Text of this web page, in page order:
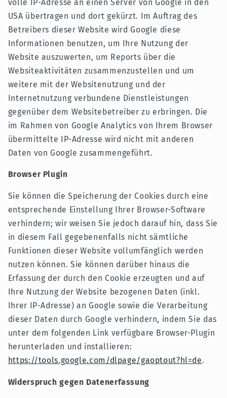
volle IP-Adresse an einen Server von Google in den
USA übertragen und dort gekürzt. Im Auftrag des
Betreibers dieser Website wird Google diese
Informationen benutzen, um Ihre Nutzung der
Website auszuwerten, um Reports über die
Websiteaktivitäten zusammenzustellen und um
weitere mit der Websitenutzung und der
Internetnutzung verbundene Dienstleistungen
gegenüber dem Websitebetreiber zu erbringen. Die
im Rahmen von Google Analytics von Ihrem Browser
übermittelte IP-Adresse wird nicht mit anderen
Daten von Google zusammengeführt.
Browser Plugin
Sie können die Speicherung der Cookies durch eine
entsprechende Einstellung Ihrer Browser-Software
verhindern; wir weisen Sie jedoch darauf hin, dass Sie
in diesem Fall gegebenenfalls nicht sämtliche
Funktionen dieser Website vollumfänglich werden
nutzen können. Sie können darüber hinaus die
Erfassung der durch den Cookie erzeugten und auf
Ihre Nutzung der Website bezogenen Daten (inkl.
Ihrer IP-Adresse) an Google sowie die Verarbeitung
dieser Daten durch Google verhindern, indem Sie das
unter dem folgenden Link verfügbare Browser-Plugin
herunterladen und installieren:
https://tools.google.com/dlpage/gaoptout?hl=de.
Widerspruch gegen Datenerfassung